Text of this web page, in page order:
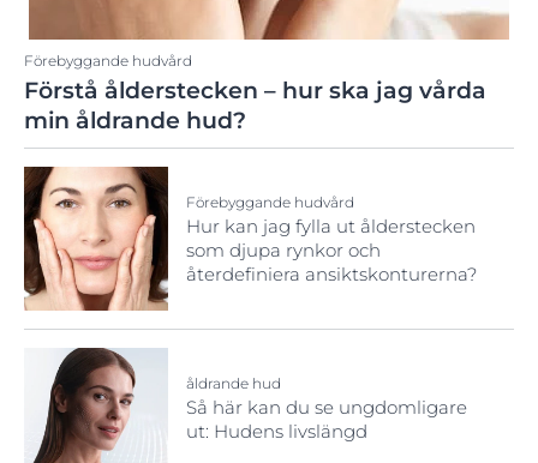
Förebyggande hudvård
Förstå ålderstecken – hur ska jag vårda
min åldrande hud?
Förebyggande hudvård
Hur kan jag fylla ut ålderstecken
som djupa rynkor och
återdefiniera ansiktskonturerna?
åldrande hud
Så här kan du se ungdomligare
ut: Hudens livslängd